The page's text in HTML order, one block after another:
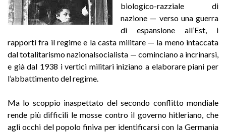
biologico-razziale di
nazione — verso una guerra
di espansione all’Est, i
rapporti fra il regime e la casta militare — la meno intaccata
dal totalitarismo nazionalsocialista — cominciano a incrinarsi,
e già dal 1938 i vertici militari iniziano a elaborare piani per
l’abbattimento del regime.
Ma lo scoppio inaspettato del secondo conflitto mondiale
rende più difficili le mosse contro il governo hitleriano, che
agli occhi del popolo finiva per identificarsi con la Germania